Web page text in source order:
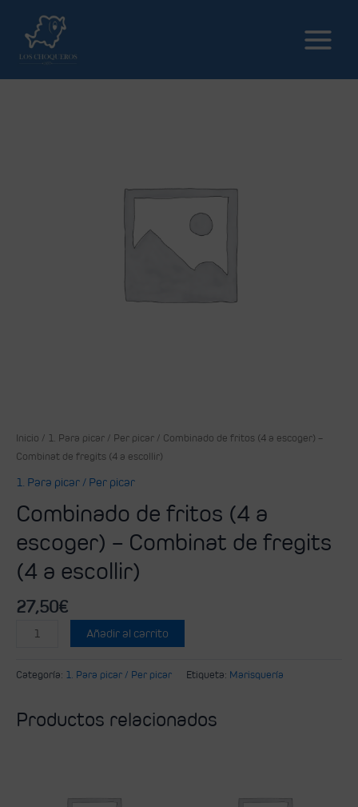
Inicio / 1. Para picar / Per picar / Combinado de fritos (4 a escoger) –
Combinat de fregits (4 a escollir)
1. Para picar / Per picar
Combinado de fritos (4 a
escoger) – Combinat de fregits
(4 a escollir)
27,50€
Añadir al carrito
Categoría: 1. Para picar / Per picar Etiqueta: Marisquería
Productos relacionados